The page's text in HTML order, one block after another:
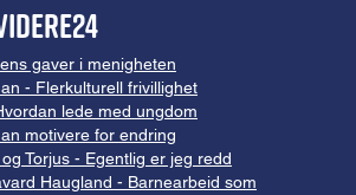
gaver i menigheten
- Flerkulturell frivillighet
lede med ungdom
motivere for endring
Torjus - Egentlig er jeg redd
Haugland - Barnearbeid som